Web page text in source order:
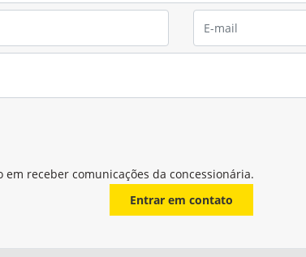
em receber comunicações da concessionária.
Entrar em contato